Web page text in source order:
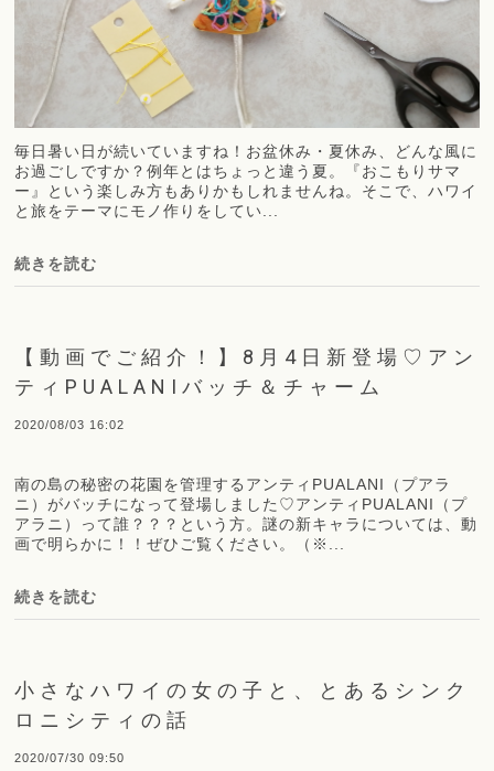
毎日暑い日が続いていますね！お盆休み・夏休み、どんな風に
お過ごしですか？例年とはちょっと違う夏。『おこもりサマ
ー』という楽しみ方もありかもしれませんね。そこで、ハワイ
と旅をテーマにモノ作りをしてい...
続きを読む
【動画でご紹介！】8月4日新登場♡アン
ティPUALANIバッチ＆チャーム
2020/08/03 16:02
南の島の秘密の花園を管理するアンティPUALANI（プアラ
ニ）がバッチになって登場しました♡アンティPUALANI（プ
アラニ）って誰？？？という方。謎の新キャラについては、動
画で明らかに！！ぜひご覧ください。（※...
続きを読む
小さなハワイの女の子と、とあるシンク
ロニシティの話
2020/07/30 09:50